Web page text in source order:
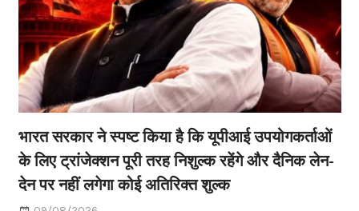
भारत सरकार ने स्पष्ट किया है कि यूपीआई उपयोगकर्ताओं
के लिए ट्रांजेक्शन पूरी तरह निशुल्क रहेंगे और दैनिक लेन-
देन पर नहीं लगेगा कोई अतिरिक्त शुल्क